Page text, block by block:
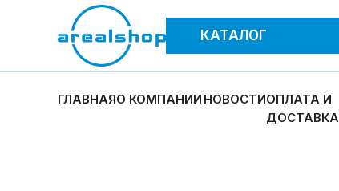
КАТАЛОГ
ГЛАВНАЯО КОМПАНИИ НОВОСТИОПЛАТА И
ДОСТАВКА